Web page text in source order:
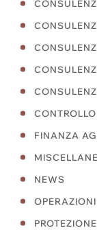
FINANZA
NEWS